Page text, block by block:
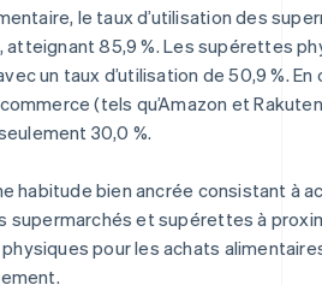
le taux d’utilisation des
85,9 %. Les supérettes
un taux d’utilisation de 50,9 %. En
(tels qu’Amazon et
30,0 %.
habitude bien ancrée consistant à
supermarchés et supérettes à
pour les achats